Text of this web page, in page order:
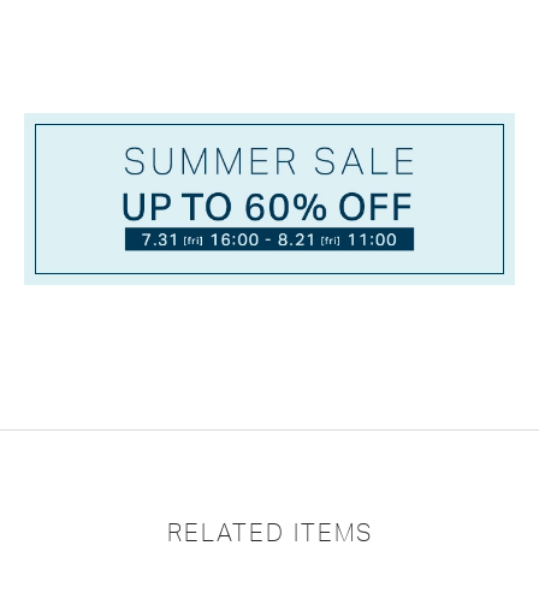
RELATED ITEMS